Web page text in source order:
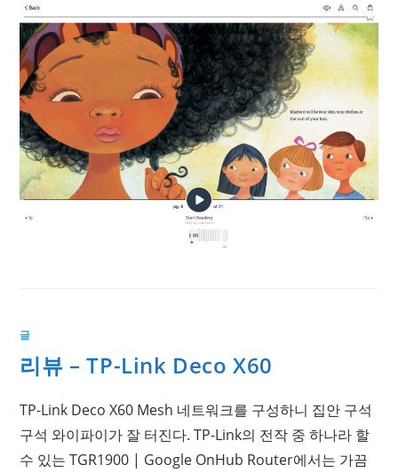
글
리뷰 – TP-Link Deco X60
TP-Link Deco X60 Mesh 네트워크를 구성하니 집안 구석
구석 와이파이가 잘 터진다. TP-Link의 전작 중 하나라 할
수 있는 TGR1900 | Google OnHub Router에서는 가끔